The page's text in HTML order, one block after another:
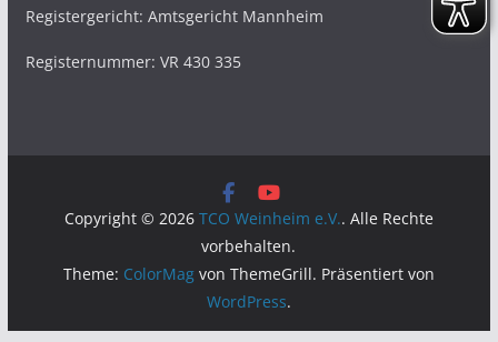
Registergericht: Amtsgericht Mannheim
Registernummer: VR 430 335
Copyright © 2026 TCO Weinheim e.V.. Alle Rechte
vorbehalten.
Theme: ColorMagvon ThemeGrill. Präsentiert von
WordPress.